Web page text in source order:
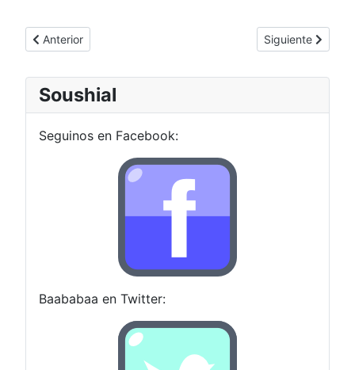
Artículo anterior: SBO 2004 - Capcom vs SNK 2
Anterior Artículo
Siguiente
Soushial
Seguinos en Facebook:
Baababaa en Twitter: